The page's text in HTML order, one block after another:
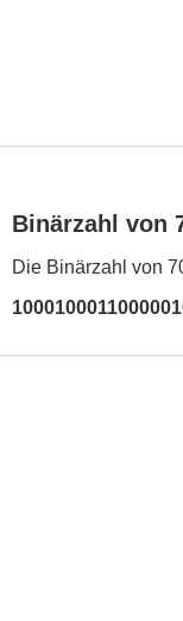
Binärzahl von
Die Binärzahl von